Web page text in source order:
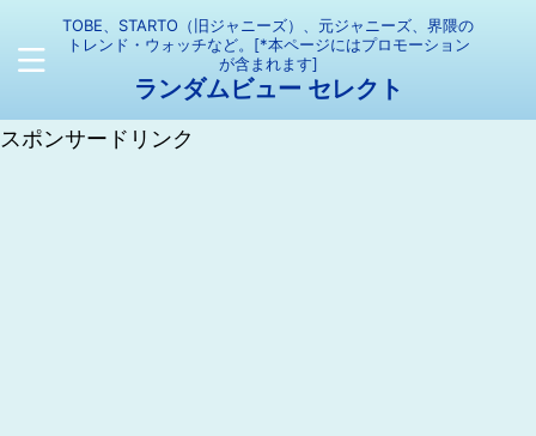
TOBE、STARTO（旧ジャニーズ）、元ジャニーズ、界隈の
トレンド・ウォッチなど。[*本ページにはプロモーション
が含まれます]
ランダムビュー セレクト
スポンサードリンク